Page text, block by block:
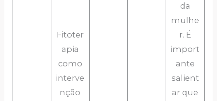
Fitoter
apia
como
interve
nção
da
mulhe
r. É
import
ante
salient
ar que